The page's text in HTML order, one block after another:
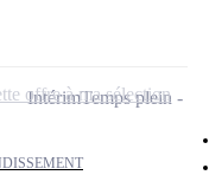
IntérimTemps plein
offre à ma sélection